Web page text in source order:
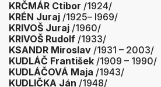
KRČMÁR Ctibor /1924/
KRÉN Juraj /1925– l969/
KRIVOŠ Juraj /1960/
KRIVOŠ Rudolf /1933/
KSANDR Miroslav /1931 – 2003/
KUDLÁČ František /1909 – 1990/
KUDLÁČOVÁ Maja /1943/
KUDLIČKA Ján /1948/